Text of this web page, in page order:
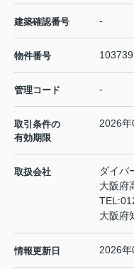
建築確認番号 -
物件番号
管理コード -
取引条件の
有効期限
2026年
取扱会社
ダイバ
大阪府
TEL:
大阪府
情報更新日 2026年